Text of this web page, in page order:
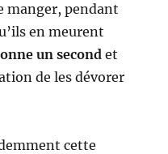
manger, pendant
en meurent
un second et
de les dévorer
cette